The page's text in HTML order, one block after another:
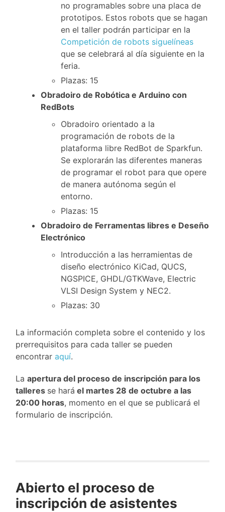
no programables sobre una placa de
prototipos. Estos robots que se hagan
en el taller podrán participar en la
Competición de robots siguelíneas
que se celebrará al día siguiente en la
feria.
Plazas: 15
Obradoiro de Robótica e Arduino con
RedBots
Obradoiro orientado a la
programación de robots de la
plataforma libre RedBot de Sparkfun.
Se explorarán las diferentes maneras
de programar el robot para que opere
de manera autónoma según el
entorno.
Plazas: 15
Obradoiro de Ferramentas libres e Deseño
Electrónico
Introducción a las herramientas de
diseño electrónico KiCad, QUCS,
NGSPICE, GHDL/GTKWave, Electric
VLSI Design System y NEC2.
Plazas: 30
La información completa sobre el contenido y los
prerrequisitos para cada taller se pueden
encontraraquí.
Laapertura del proceso de inscripción para los
talleres se hará el martes 28 de octubre a las
20:00 horas, momento en el que se publicará el
formulario de inscripción.
Abierto el proceso de
inscripción de asistentes